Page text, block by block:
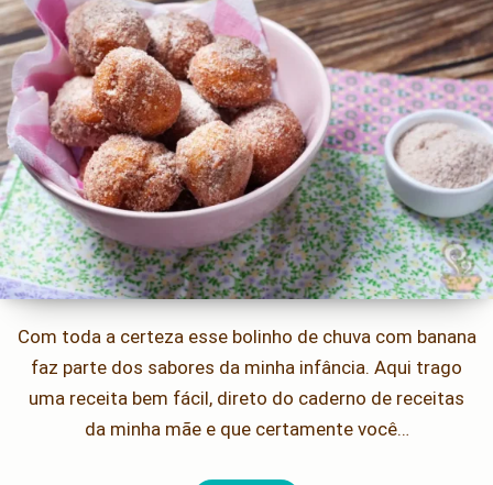
Com toda a certeza esse bolinho de chuva com banana
faz parte dos sabores da minha infância. Aqui trago
uma receita bem fácil, direto do caderno de receitas
da minha mãe e que certamente você…